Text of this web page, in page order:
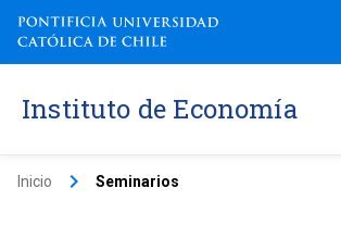
Instituto de Economía
Inicio keyboard_arrow_right Seminarios